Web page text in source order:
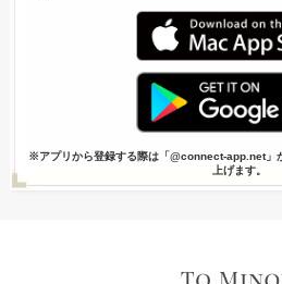
※アプリから登録する際は「@connect-app.net」
上げます。